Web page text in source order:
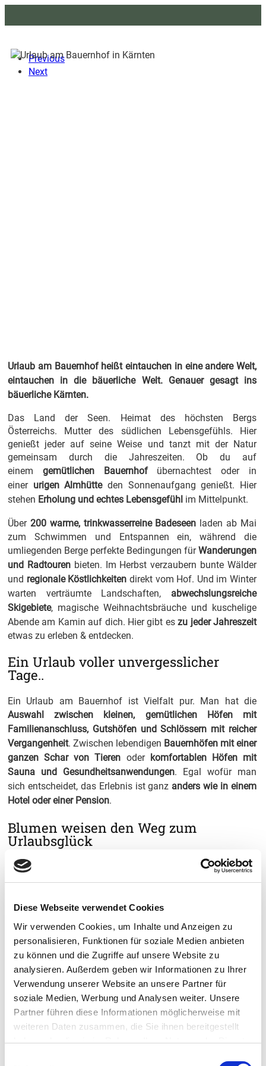
Diese Webseite verwendet Cookies
Wir verwenden Cookies, um Inhalte und Anzeigen zu
personalisieren, Funktionen für soziale Medien anbieten
zu können und die Zugriffe auf unsere Website zu
analysieren. Außerdem geben wir Informationen zu Ihrer
Verwendung unserer Website an unsere Partner für
soziale Medien, Werbung und Analysen weiter. Unsere
Partner führen diese Informationen möglicherweise mit
weiteren Daten zusammen, die Sie ihnen bereitgestellt
haben oder die sie im Rahmen Ihrer Nutzung der Dienste
Previous
Next
Urlaub am Bauernhof heißt eintauchen in eine andere Welt,
eintauchen in die bäuerliche Welt.
Genauer gesagt ins
bäuerliche Kärnten.
Das Land der Seen. Heimat des höchsten Bergs
Österreichs. Mutter des südlichen Lebensgefühls. Hier
genießt jeder auf seine Weise und tanzt mit der Natur
gemeinsam durch die Jahreszeiten. Ob du auf
einem gemütlichen Bauernhofübernachtest oder in
einer urigen Almhütteden Sonnenaufgang genießt. Hier
stehen Erholung und echtes Lebensgefühl im Mittelpunkt.
Über 200 warme, trinkwasserreine Badeseen laden ab Mai
zum Schwimmen und Entspannen ein, während die
umliegenden Berge perfekte Bedingungen fürWanderungen
und Radtourenbieten. Im Herbst verzaubern bunte Wälder
und regionale Köstlichkeiten direkt vom Hof. Und im Winter
warten verträumte Landschaften, abwechslungsreiche
Skigebiete, magische Weihnachtsbräuche und kuschelige
Abende am Kamin auf dich. Hier gibt eszu jeder Jahreszeit
etwas zu erleben & entdecken.
Ein Urlaub voller unvergesslicher
Tage..
Ein Urlaub am Bauernhof ist Vielfalt pur. Man hat die
Auswahl zwischen kleinen, gemütlichen Höfen mit
Familienanschluss, Gutshöfen und Schlössern mit reicher
Vergangenheit. Zwischen lebendigen Bauernhöfen mit einer
ganzen Schar von Tieren oder komfortablen Höfen mit
Sauna und Gesundheitsanwendungen. Egal wofür man
sich entscheidet, das Erlebnis ist ganz anders wie in einem
Hotel oder einer Pension.
Blumen weisen den Weg zum
Urlaubsglück
Hier werden Augenblicke zu kleinen Kostbarkeiten, weil sie
selten geworden sind. Wo sonst kann man sich sein
kennenlernen oder unterm Apfelbaum in der Hängematte
INDIVIDUELLE ANGEBOTE
Anreise
Abreise*